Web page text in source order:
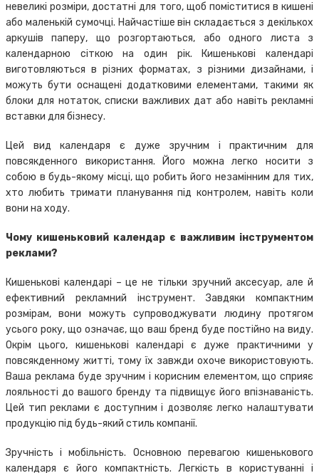
невеликі розміри, достатні для того, щоб поміститися в кишені
або маленькій сумочці. Найчастіше він складається з декількох
аркушів паперу, що розгортаються, або одного листа з
календарною сіткою на один рік. Кишенькові календарі
виготовляються в різних форматах, з різними дизайнами, і
можуть бути оснащені додатковими елементами, такими як
блоки для нотаток, списки важливих дат або навіть рекламні
вставки для бізнесу.
Цей вид календаря є дуже зручним і практичним для
повсякденного використання. Його можна легко носити з
собою в будь-якому місці, що робить його незамінним для тих,
хто любить тримати планування під контролем, навіть коли
вони на ходу.
Чому кишеньковий календар є важливим інструментом
реклами?
Кишенькові календарі – це не тільки зручний аксесуар, але й
ефективний рекламний інструмент. Завдяки компактним
розмірам, вони можуть супроводжувати людину протягом
усього року, що означає, що ваш бренд буде постійно на виду.
Окрім цього, кишенькові календарі є дуже практичними у
повсякденному житті, тому їх завжди охоче використовують.
Ваша реклама буде зручним і корисним елементом, що сприяє
лояльності до вашого бренду та підвищує його впізнаваність.
Цей тип реклами є доступним і дозволяє легко налаштувати
продукцію під будь-який стиль компанії.
Зручність і мобільність. Основною перевагою кишенькового
календаря є його компактність. Легкість в користуванні і